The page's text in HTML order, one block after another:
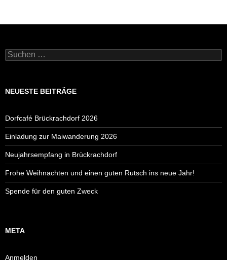
Suchen
nach:
NEUESTE BEITRÄGE
Dorfcafé Brückrachdorf 2026
Einladung zur Maiwanderung 2026
Neujahrsempfang in Brückrachdorf
Frohe Weihnachten und einen guten Rutsch ins neue Jahr!
Spende für den guten Zweck
META
Anmelden